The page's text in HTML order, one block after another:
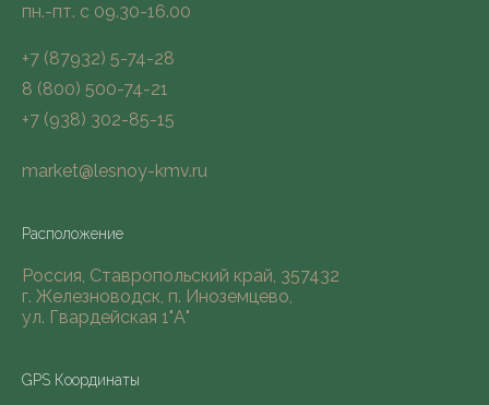
GPS Координаты
Расположение
Россия, Ставропольский край, 357432
г. Железноводск, п. Иноземцево,
ул. Гвардейская 1"А"
market@lesnoy-kmv.ru
+7 (87932) 5-74-28
8 (800) 500-74-21
+7 (938) 302-85-15
пн.-пт. с 09.30-16.00